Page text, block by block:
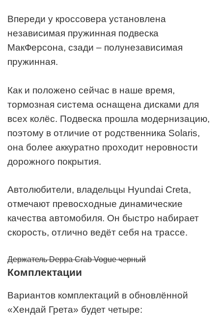
Впереди у кроссовера установлена
независимая пружинная подвеска
МакФерсона, сзади – полунезависимая
пружинная.
Как и положено сейчас в наше время,
тормозная система оснащена дисками для
всех колёс. Подвеска прошла модернизацию,
поэтому в отличие от родственника Solaris,
она более аккуратно проходит неровности
дорожного покрытия.
Автолюбители, владельцы Hyundai Creta,
отмечают превосходные динамические
качества автомобиля. Он быстро набирает
скорость, отлично ведёт себя на трассе.
Держатель Deppa Crab Vogue черный
Комплектации
Вариантов комплектаций в обновлённой
«Хендай Грета» будет четыре: